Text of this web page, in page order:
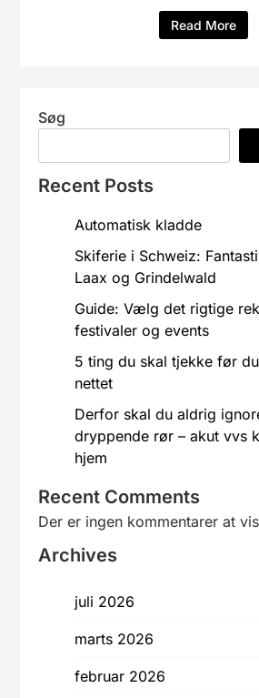
Read More
Søg
Recent Posts
Automatisk kladde
Skiferie i Schweiz:
Laax og Grindelwald
Guide: Vælg det rigtige
festivaler og events
5 ting du skal tjekke før
nettet
Derfor skal du aldrig
dryppende rør – akut vvs
hjem
Recent Comments
Der er ingen kommentarer at
Archives
juli 2026
marts 2026
februar 2026